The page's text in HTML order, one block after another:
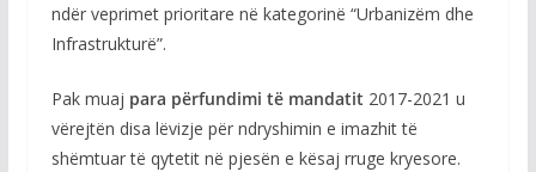
ndër veprimet prioritare në kategorinë “Urbanizëm dhe
Infrastrukturë”.
Pak muaj para përfundimi të mandatit 2017-2021 u
vërejtën disa lëvizje për ndryshimin e imazhit të
shëmtuar të qytetit në pjesën e kësaj rruge kryesore.